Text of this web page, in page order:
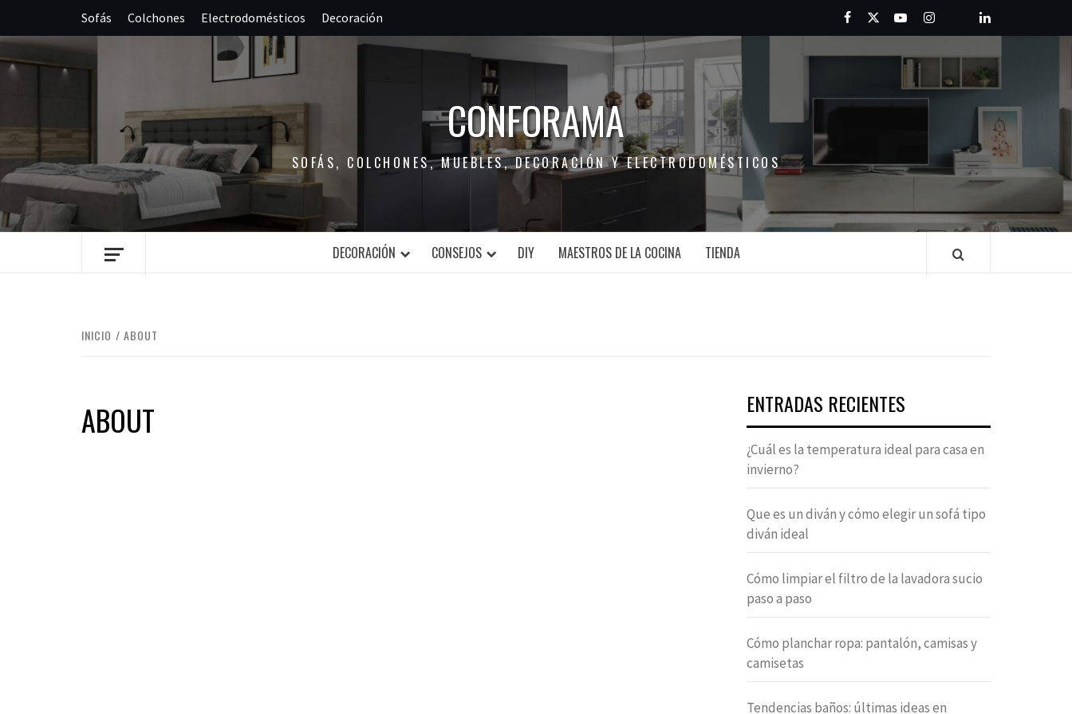
contenido
Sofás Colchones Electrodomésticos Decoración Facebook
TwitterYoutubeInstagramPinterest
LinkedIn
CONFORAMA
SOFÁS, COLCHONES, MUEBLES, DECORACIÓN Y ELECTRODOMÉSTICOS
DECORACIÓN CONSEJOS DIY MAESTROS DE LA COCINA TIENDA
INICIO ABOUT
ABOUT ENTRADAS RECIENTES
¿Cuál es la temperatura ideal para casa en
invierno?
Que es un diván y cómo elegir un sofá tipo
diván ideal
Cómo limpiar el filtro de la lavadora sucio
paso a paso
Cómo planchar ropa: pantalón, camisas y
camisetas
Tendencias baños: últimas ideas en